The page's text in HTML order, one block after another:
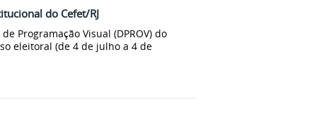
do Cefet/RJ
Programação Visual (DPROV) do
eleitoral (de 4 de julho a 4 de